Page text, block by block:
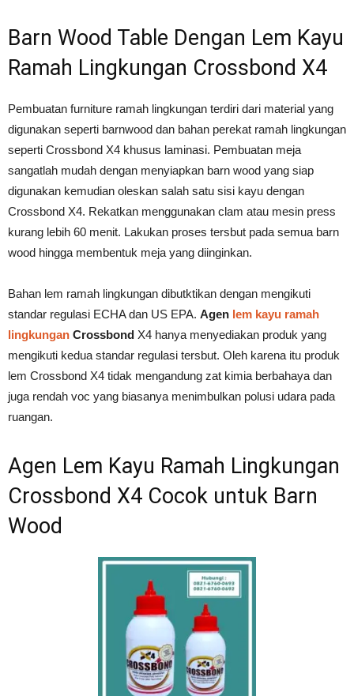
Barn Wood Table Dengan Lem Kayu
Ramah Lingkungan Crossbond X4
Pembuatan furniture ramah lingkungan terdiri dari material yang
digunakan seperti barnwood dan bahan perekat ramah lingkungan
seperti Crossbond X4 khusus laminasi. Pembuatan meja
sangatlah mudah dengan menyiapkan barn wood yang siap
digunakan kemudian oleskan salah satu sisi kayu dengan
Crossbond X4. Rekatkan menggunakan clam atau mesin press
kurang lebih 60 menit. Lakukan proses tersbut pada semua barn
wood hingga membentuk meja yang diinginkan.
Bahan lem ramah lingkungan dibutktikan dengan mengikuti
standar regulasi ECHA dan US EPA. Agen lem kayu ramah
lingkungan Crossbond X4 hanya menyediakan produk yang
mengikuti kedua standar regulasi tersbut. Oleh karena itu produk
lem Crossbond X4 tidak mengandung zat kimia berbahaya dan
juga rendah voc yang biasanya menimbulkan polusi udara pada
ruangan.
Agen Lem Kayu Ramah Lingkungan
Crossbond X4 Cocok untuk Barn
Wood